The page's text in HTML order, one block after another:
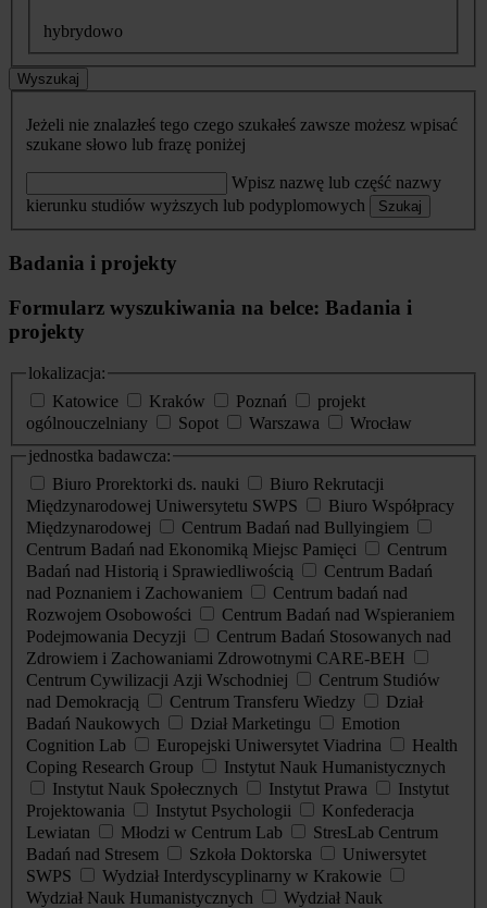
hybrydowo
Wyszukaj
Jeżeli nie znalazłeś tego czego szukałeś zawsze możesz wpisać
szukane słowo lub frazę poniżej
Wpisz nazwę lub część nazwy
kierunku studiów wyższych lub podyplomowych
Szukaj
Badania i projekty
Formularz wyszukiwania na belce: Badania i
projekty
lokalizacja:
Katowice
Kraków Poznań
projekt
ogólnouczelniany
Sopot Warszawa
Wrocław
jednostka badawcza:
Biuro Prorektorki ds. nauki
Biuro Rekrutacji
Międzynarodowej Uniwersytetu SWPS
Biuro Współpracy
Międzynarodowej
Centrum Badań nad Bullyingiem
Centrum Badań nad Ekonomiką Miejsc Pamięci
Centrum
Badań nad Historią i Sprawiedliwością
Centrum Badań
nad Poznaniem i Zachowaniem
Centrum badań nad
Rozwojem Osobowości
Centrum Badań nad Wspieraniem
Podejmowania Decyzji
Centrum Badań Stosowanych nad
Zdrowiem i Zachowaniami Zdrowotnymi CARE-BEH
Centrum Cywilizacji Azji Wschodniej
Centrum Studiów
nad Demokracją
Centrum Transferu Wiedzy
Dział
Badań Naukowych
Dział Marketingu
Emotion
Cognition Lab
Europejski Uniwersytet Viadrina
Health
Coping Research Group
Instytut Nauk Humanistycznych
Instytut Nauk Społecznych
Instytut Prawa
Instytut
Projektowania
Instytut Psychologii
Konfederacja
Lewiatan
Młodzi w Centrum Lab
StresLab Centrum
Badań nad Stresem
Szkoła Doktorska
Uniwersytet
SWPS
Wydział Interdyscyplinarny w Krakowie
Wydział Nauk Humanistycznych
Wydział Nauk